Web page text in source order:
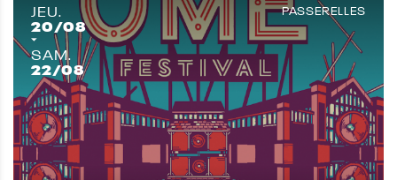
JEU.
20/08
SAM.
22/08
PASSERELLES